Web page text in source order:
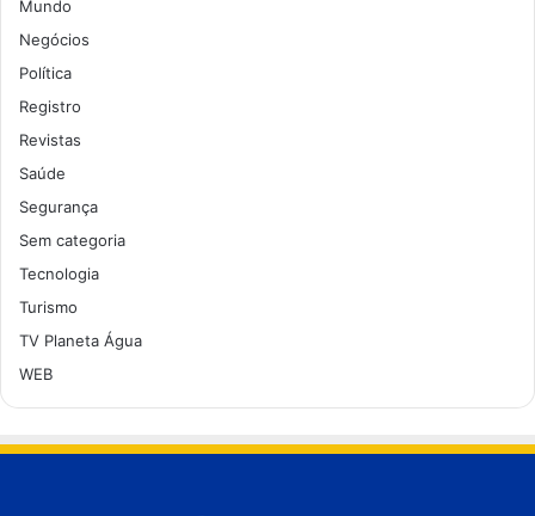
Mundo
Negócios
Política
Registro
Revistas
Saúde
Segurança
Sem categoria
Tecnologia
Turismo
TV Planeta Água
WEB